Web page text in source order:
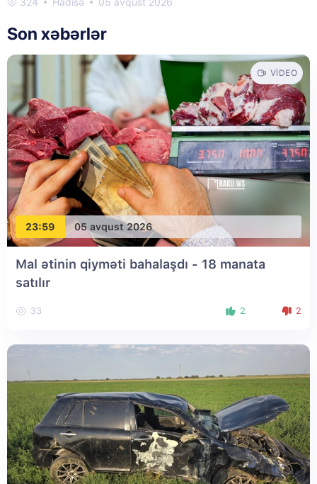
Son xəbərlər
23:59 05 avqust 2026
VIDEO
Mal ətinin qiyməti bahalaşdı - 18 manata
satılır
33 2 2